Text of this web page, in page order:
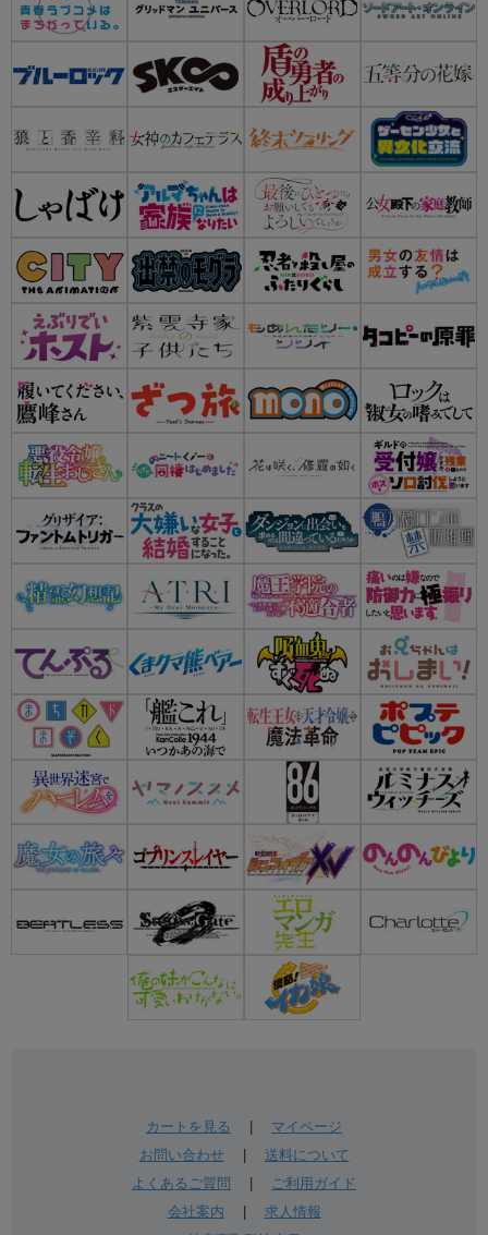
カートを見る
マイページ
お問い合わせ| 送料について
よくあるご質問
ご利用ガイド
会社案内
求人情報